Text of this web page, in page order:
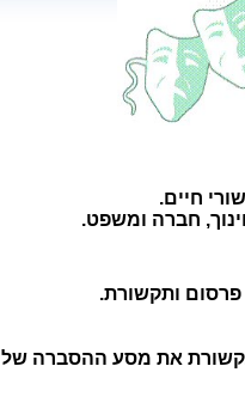
חיים.
חברה ומשפט.
פרסום ותקשורת.
תקשורת את מסע ההסברה של